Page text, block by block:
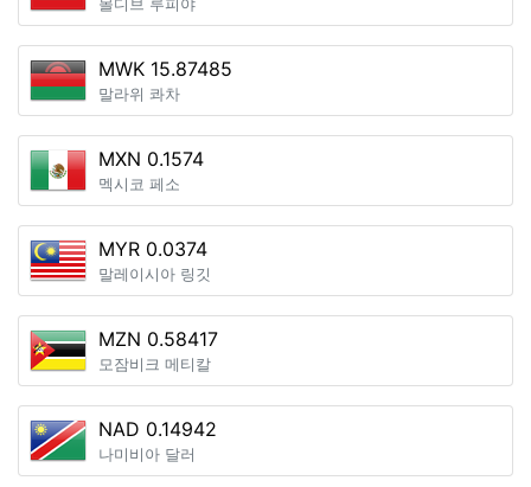
몰디브 루피야
MWK 15.87485
말라위 콰차
MXN 0.1574
멕시코 페소
MYR 0.0374
말레이시아 링깃
MZN 0.58417
모잠비크 메티칼
NAD 0.14942
나미비아 달러